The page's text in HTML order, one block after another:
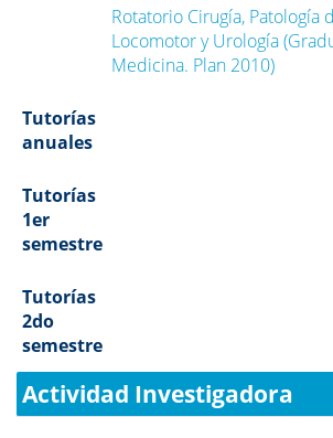
Rotatorio Cirugía, Patología
Locomotor y Urología
Medicina. Plan 2010)
Tutorías
anuales
Tutorías
1er
semestre
Tutorías
2do
semestre
Actividad Investigadora